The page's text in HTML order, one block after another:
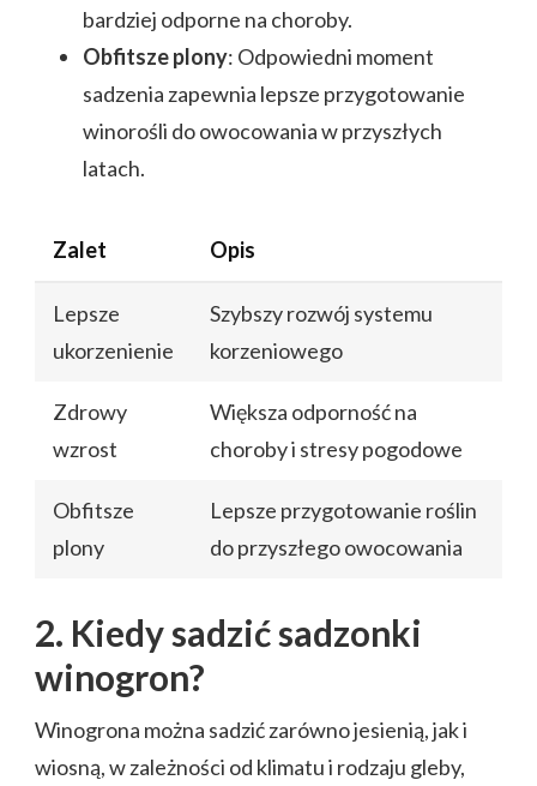
bardziej odporne na choroby.
Obfitsze plony: Odpowiedni moment
sadzenia zapewnia lepsze przygotowanie
winorośli do owocowania w przyszłych
latach.
Zalet Opis
Lepsze
ukorzenienie
Szybszy rozwój systemu
korzeniowego
Zdrowy
wzrost
Większa odporność na
choroby i stresy pogodowe
Obfitsze
plony
Lepsze przygotowanie roślin
do przyszłego owocowania
2. Kiedy sadzić sadzonki
winogron?
Winogrona można sadzić zarówno jesienią, jak i
wiosną, w zależności od klimatu i rodzaju gleby,